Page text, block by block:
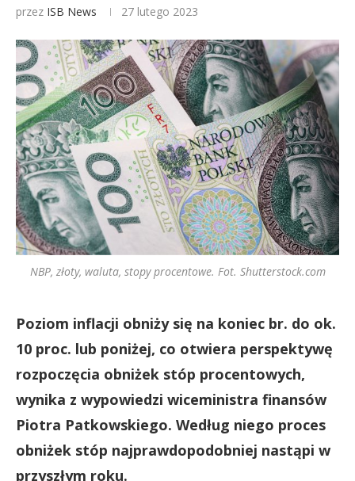
przez ISB News 27 lutego 2023
NBP, złoty, waluta, stopy procentowe. Fot. Shutterstock.com
Poziom inflacji obniży się na koniec br. do ok.
10 proc. lub poniżej, co otwiera perspektywę
rozpoczęcia obniżek stóp procentowych,
wynika z wypowiedzi wiceministra finansów
Piotra Patkowskiego. Według niego proces
obniżek stóp najprawdopodobniej nastąpi w
przyszłym roku.